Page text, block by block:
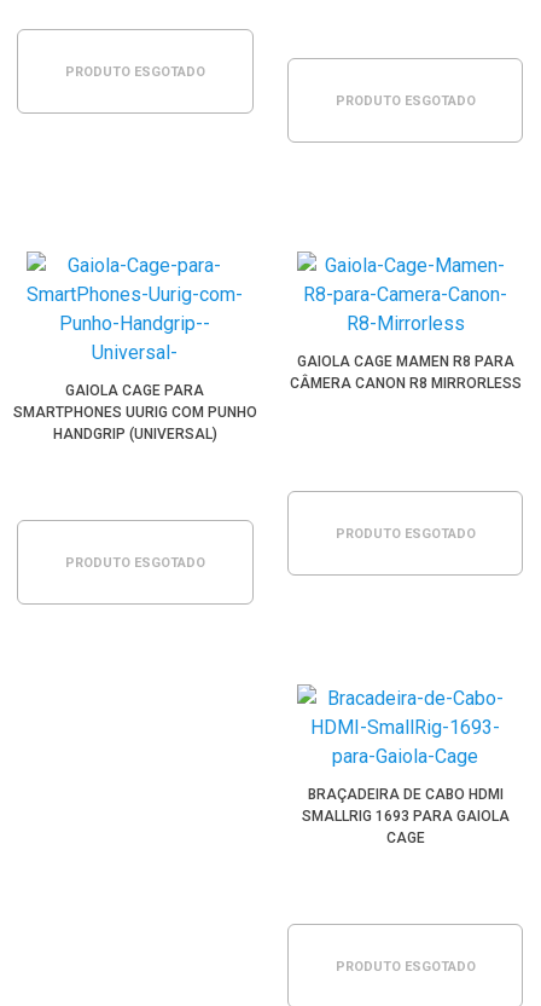
PRODUTO ESGOTADO
PRODUTO ESGOTADO
GAIOLA CAGE PARA
SMARTPHONES UURIG COM PUNHO
HANDGRIP (UNIVERSAL)
PRODUTO ESGOTADO
GAIOLA CAGE MAMEN R8 PARA
CÂMERA CANON R8 MIRRORLESS
PRODUTO ESGOTADO
BRAÇADEIRA DE CABO HDMI
SMALLRIG 1693 PARA GAIOLA
CAGE
PRODUTO ESGOTADO